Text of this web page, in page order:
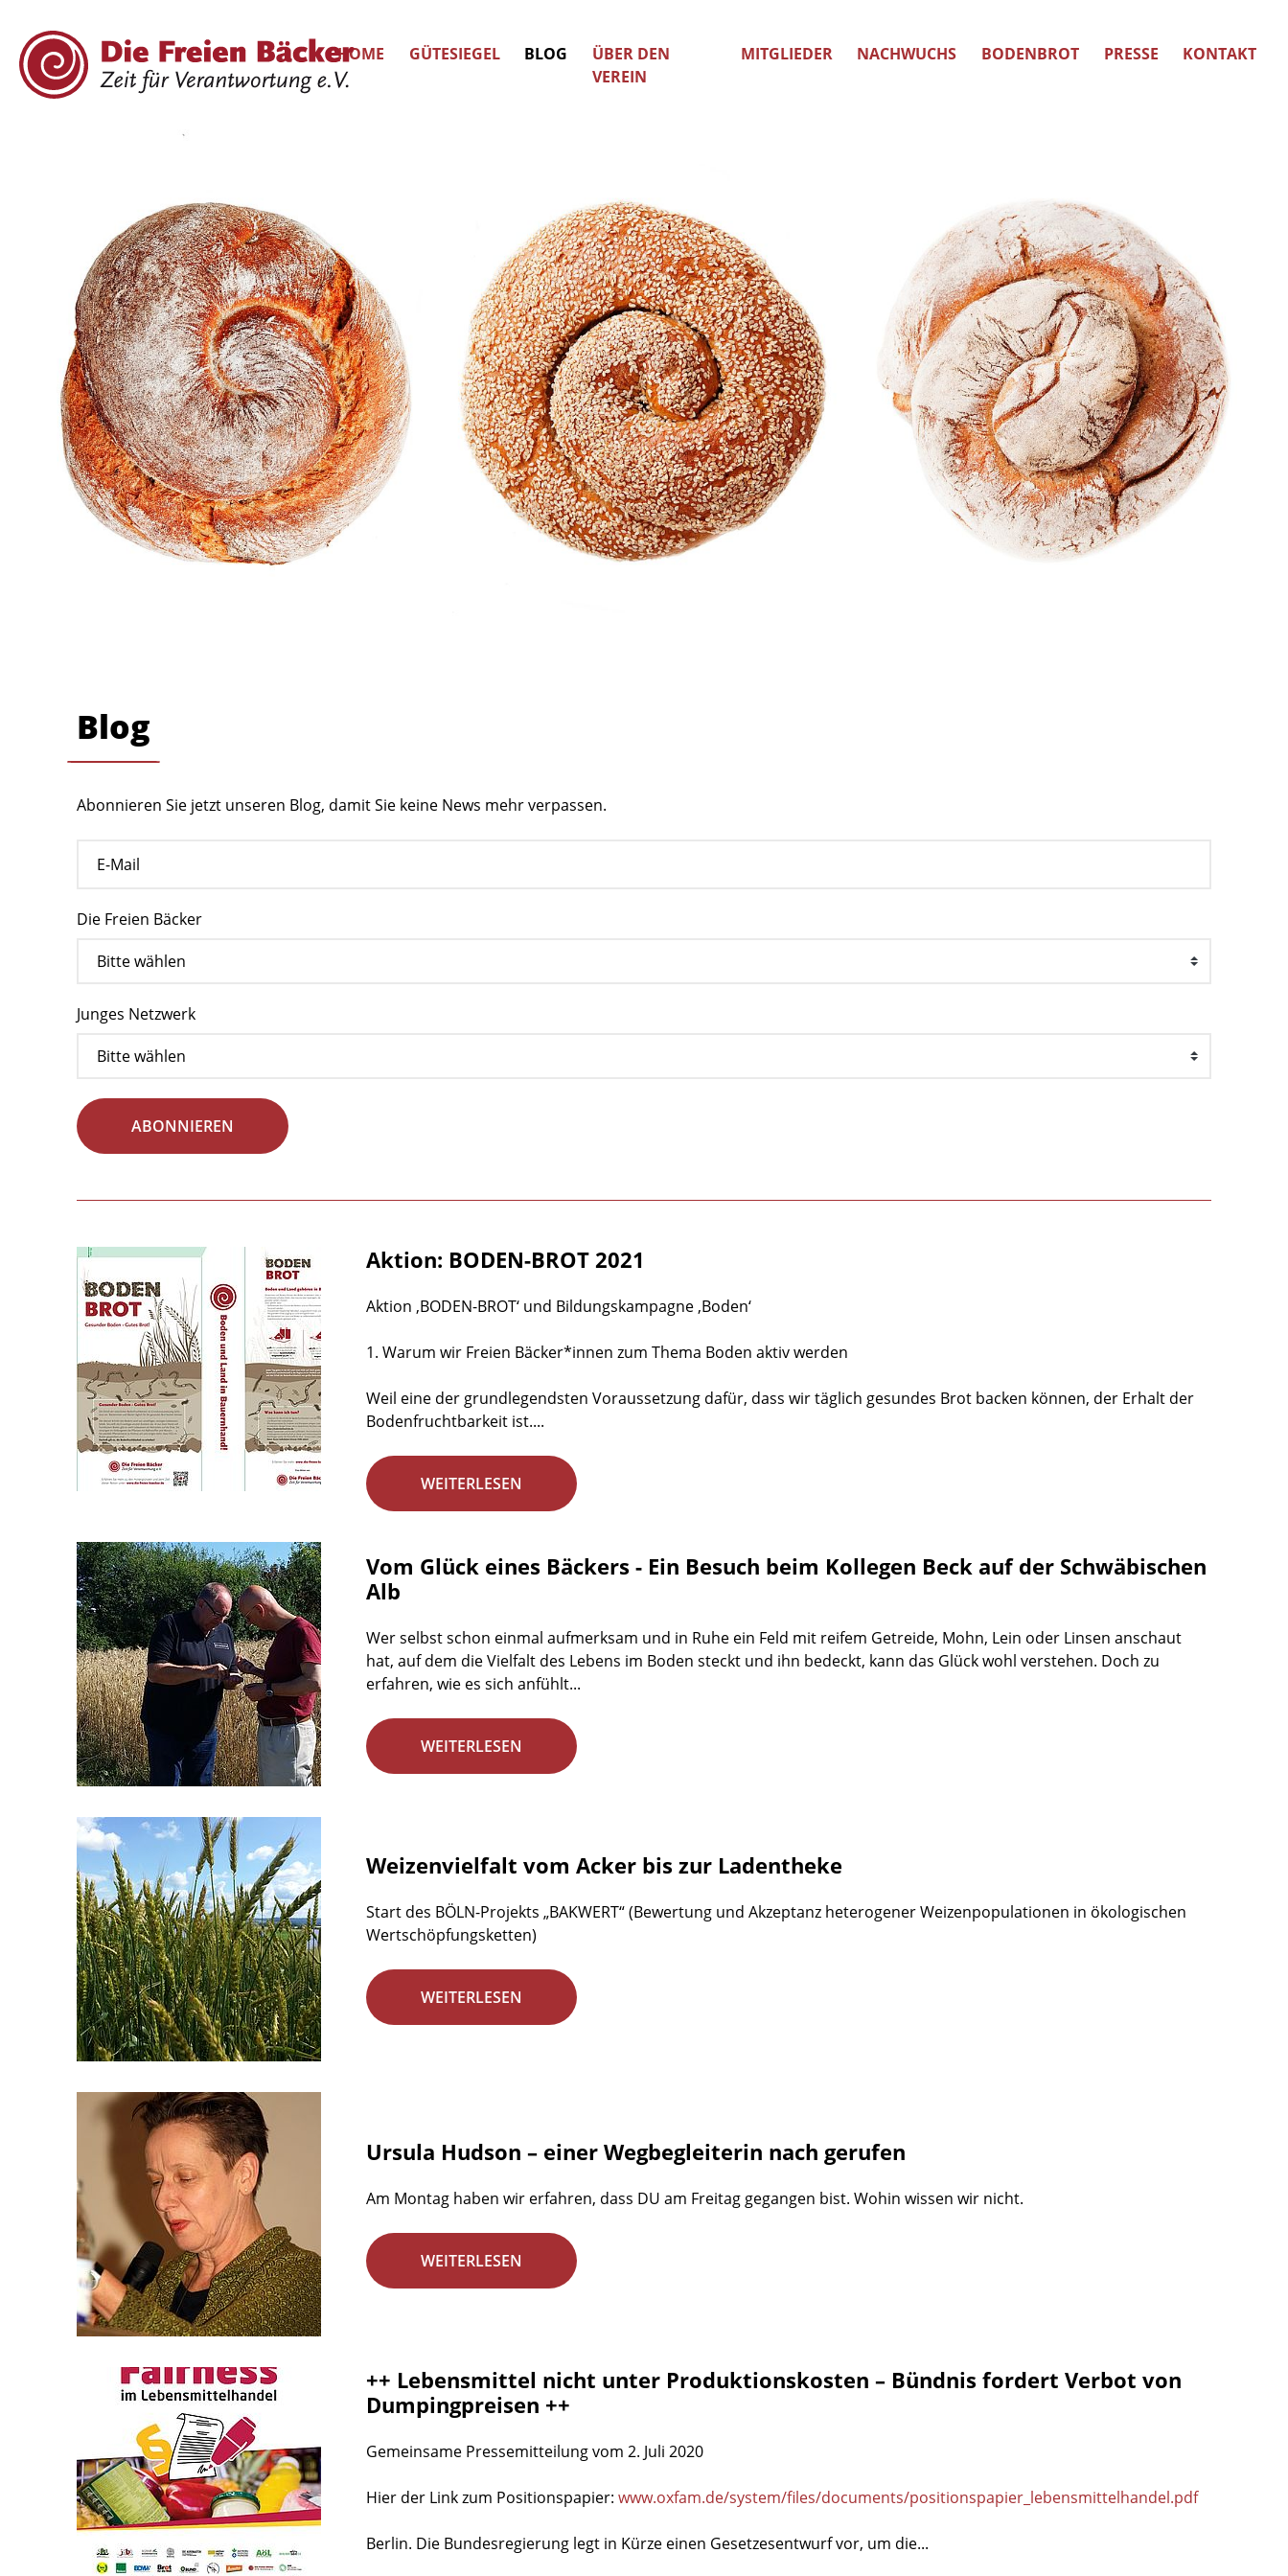
HOME GÜTESIEGEL BLOG
ÜBER DEN
VEREIN
MITGLIEDER NACHWUCHS BODENBROT PRESSE KONTAKT
Blog
Abonnieren Sie jetzt unseren Blog, damit Sie keine News mehr verpassen.
Die Freien Bäcker
Junges Netzwerk
ABONNIEREN
Aktion: BODEN-BROT 2021
Aktion ‚BODEN-BROT‘ und Bildungskampagne ‚Boden‘
1. Warum wir Freien Bäcker*innen zum Thema Boden aktiv werden
Weil eine der grundlegendsten Voraussetzung dafür, dass wir täglich gesundes Brot backen können, der Erhalt der
Bodenfruchtbarkeit ist....
WEITERLESEN
Vom Glück eines Bäckers - Ein Besuch beim Kollegen Beck auf der Schwäbischen
Alb
Wer selbst schon einmal aufmerksam und in Ruhe ein Feld mit reifem Getreide, Mohn, Lein oder Linsen anschaut
hat, auf dem die Vielfalt des Lebens im Boden steckt und ihn bedeckt, kann das Glück wohl verstehen. Doch zu
erfahren, wie es sich anfühlt...
WEITERLESEN
Weizenvielfalt vom Acker bis zur Ladentheke
Start des BÖLN-Projekts „BAKWERT“ (Bewertung und Akzeptanz heterogener Weizenpopulationen in ökologischen
Wertschöpfungsketten)
WEITERLESEN
Ursula Hudson – einer Wegbegleiterin nach gerufen
Am Montag haben wir erfahren, dass DU am Freitag gegangen bist. Wohin wissen wir nicht.
WEITERLESEN
++ Lebensmittel nicht unter Produktionskosten – Bündnis fordert Verbot von
Dumpingpreisen ++
Gemeinsame Pressemitteilung vom 2. Juli 2020
Hier der Link zum Positionspapier: www.oxfam.de/system/files/documents/positionspapier_lebensmittelhandel.pdf
Berlin. Die Bundesregierung legt in Kürze einen Gesetzesentwurf vor, um die...